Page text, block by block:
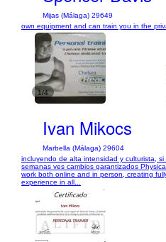
Mijas (Málaga) 29649
own equipment and can train you in the
1/4
Ivan Mikocs
Marbella (Málaga) 29604
incluyendo de alta intensidad y culturista,
semanas ves cambios garantizados
work both online and in person, creating
experience in all...